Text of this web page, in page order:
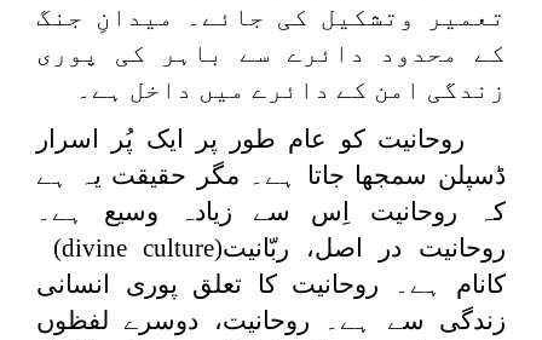
تعمیر وتشکیل کی جائے۔ میدانِ جنگ
کے محدود دائرے سے باہر کی پوری
زندگی امن کے دائرے میں داخل ہے۔
روحانیت کو عام طور پر ایک پُر اسرار
ڈسپلن سمجھا جاتا ہے۔ مگر حقیقت یہ ہے
کہ روحانیت اِس سے زیادہ وسیع ہے۔
روحانیت در اصل، ربّانیت(divine culture)
کانام ہے۔ روحانیت کا تعلق پوری انسانی
زندگی سے ہے۔ روحانیت، دوسرے لفظوں